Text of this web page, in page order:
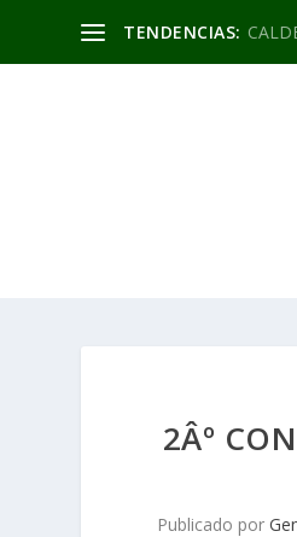
TENDENCIAS:
2Âº
Publicado por